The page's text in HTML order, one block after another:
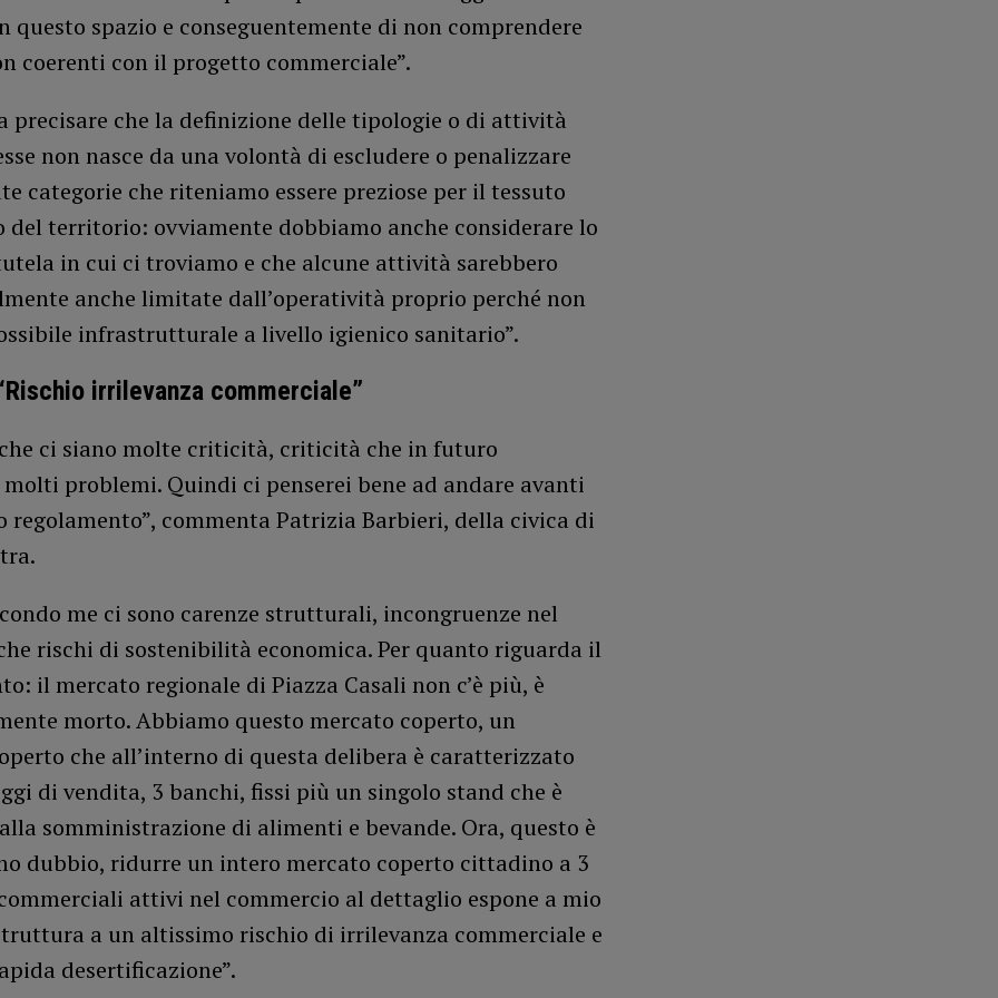
questo spazio e conseguentemente di non comprendere
coerenti con il progetto commerciale”.
precisare che la definizione delle tipologie o di attività
non nasce da una volontà di escludere o penalizzare
categorie che riteniamo essere preziose per il tessuto
territorio: ovviamente dobbiamo anche considerare lo
in cui ci troviamo e che alcune attività sarebbero
anche limitate dall’operatività proprio perché non
infrastrutturale a livello igienico sanitario”.
irrilevanza commerciale”
ci siano molte criticità, criticità che in futuro
problemi. Quindi ci penserei bene ad andare avanti
regolamento”, commenta Patrizia Barbieri, della civica di
me ci sono carenze strutturali, incongruenze nel
rischi di sostenibilità economica. Per quanto riguarda il
il mercato regionale di Piazza Casali non c’è più, è
morto. Abbiamo questo mercato coperto, un
che all’interno di questa delibera è caratterizzato
di vendita, 3 banchi, fissi più un singolo stand che è
somministrazione di alimenti e bevande. Ora, questo è
dubbio, ridurre un intero mercato coperto cittadino a 3
attivi nel commercio al dettaglio espone a mio
a un altissimo rischio di irrilevanza commerciale e
desertificazione”.